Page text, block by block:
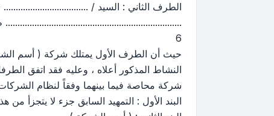
6
حيث أن الطرف الأول يمتلك شركة ( أسم
النشاط المذكور أعلاه ، وعليه فقد اتفق
شركة محاصة فيما بينهما وفقاً لنظام الشركات
البند الأول : التمهيد السابق جزء لا يتجزأ من